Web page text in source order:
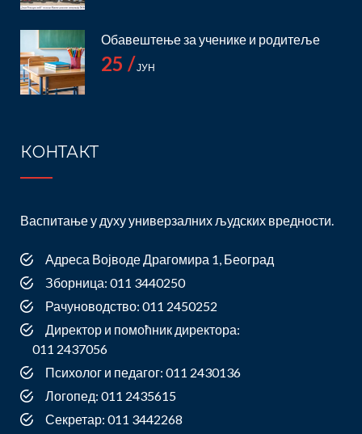
Обавештење за ученике и родитеље
25 /ЈУН
КОНТАКТ
Васпитање у духу универзалних људских вредности.
Адреса Војводе Драгомира 1, Београд
Зборница: 011 3440250
Рачуноводство: 011 2450252
Директор и помоћник директора:
011 2437056
Психолог и педагог: 011 2430136
Логопед: 011 2435615
Секретар: 011 3442268